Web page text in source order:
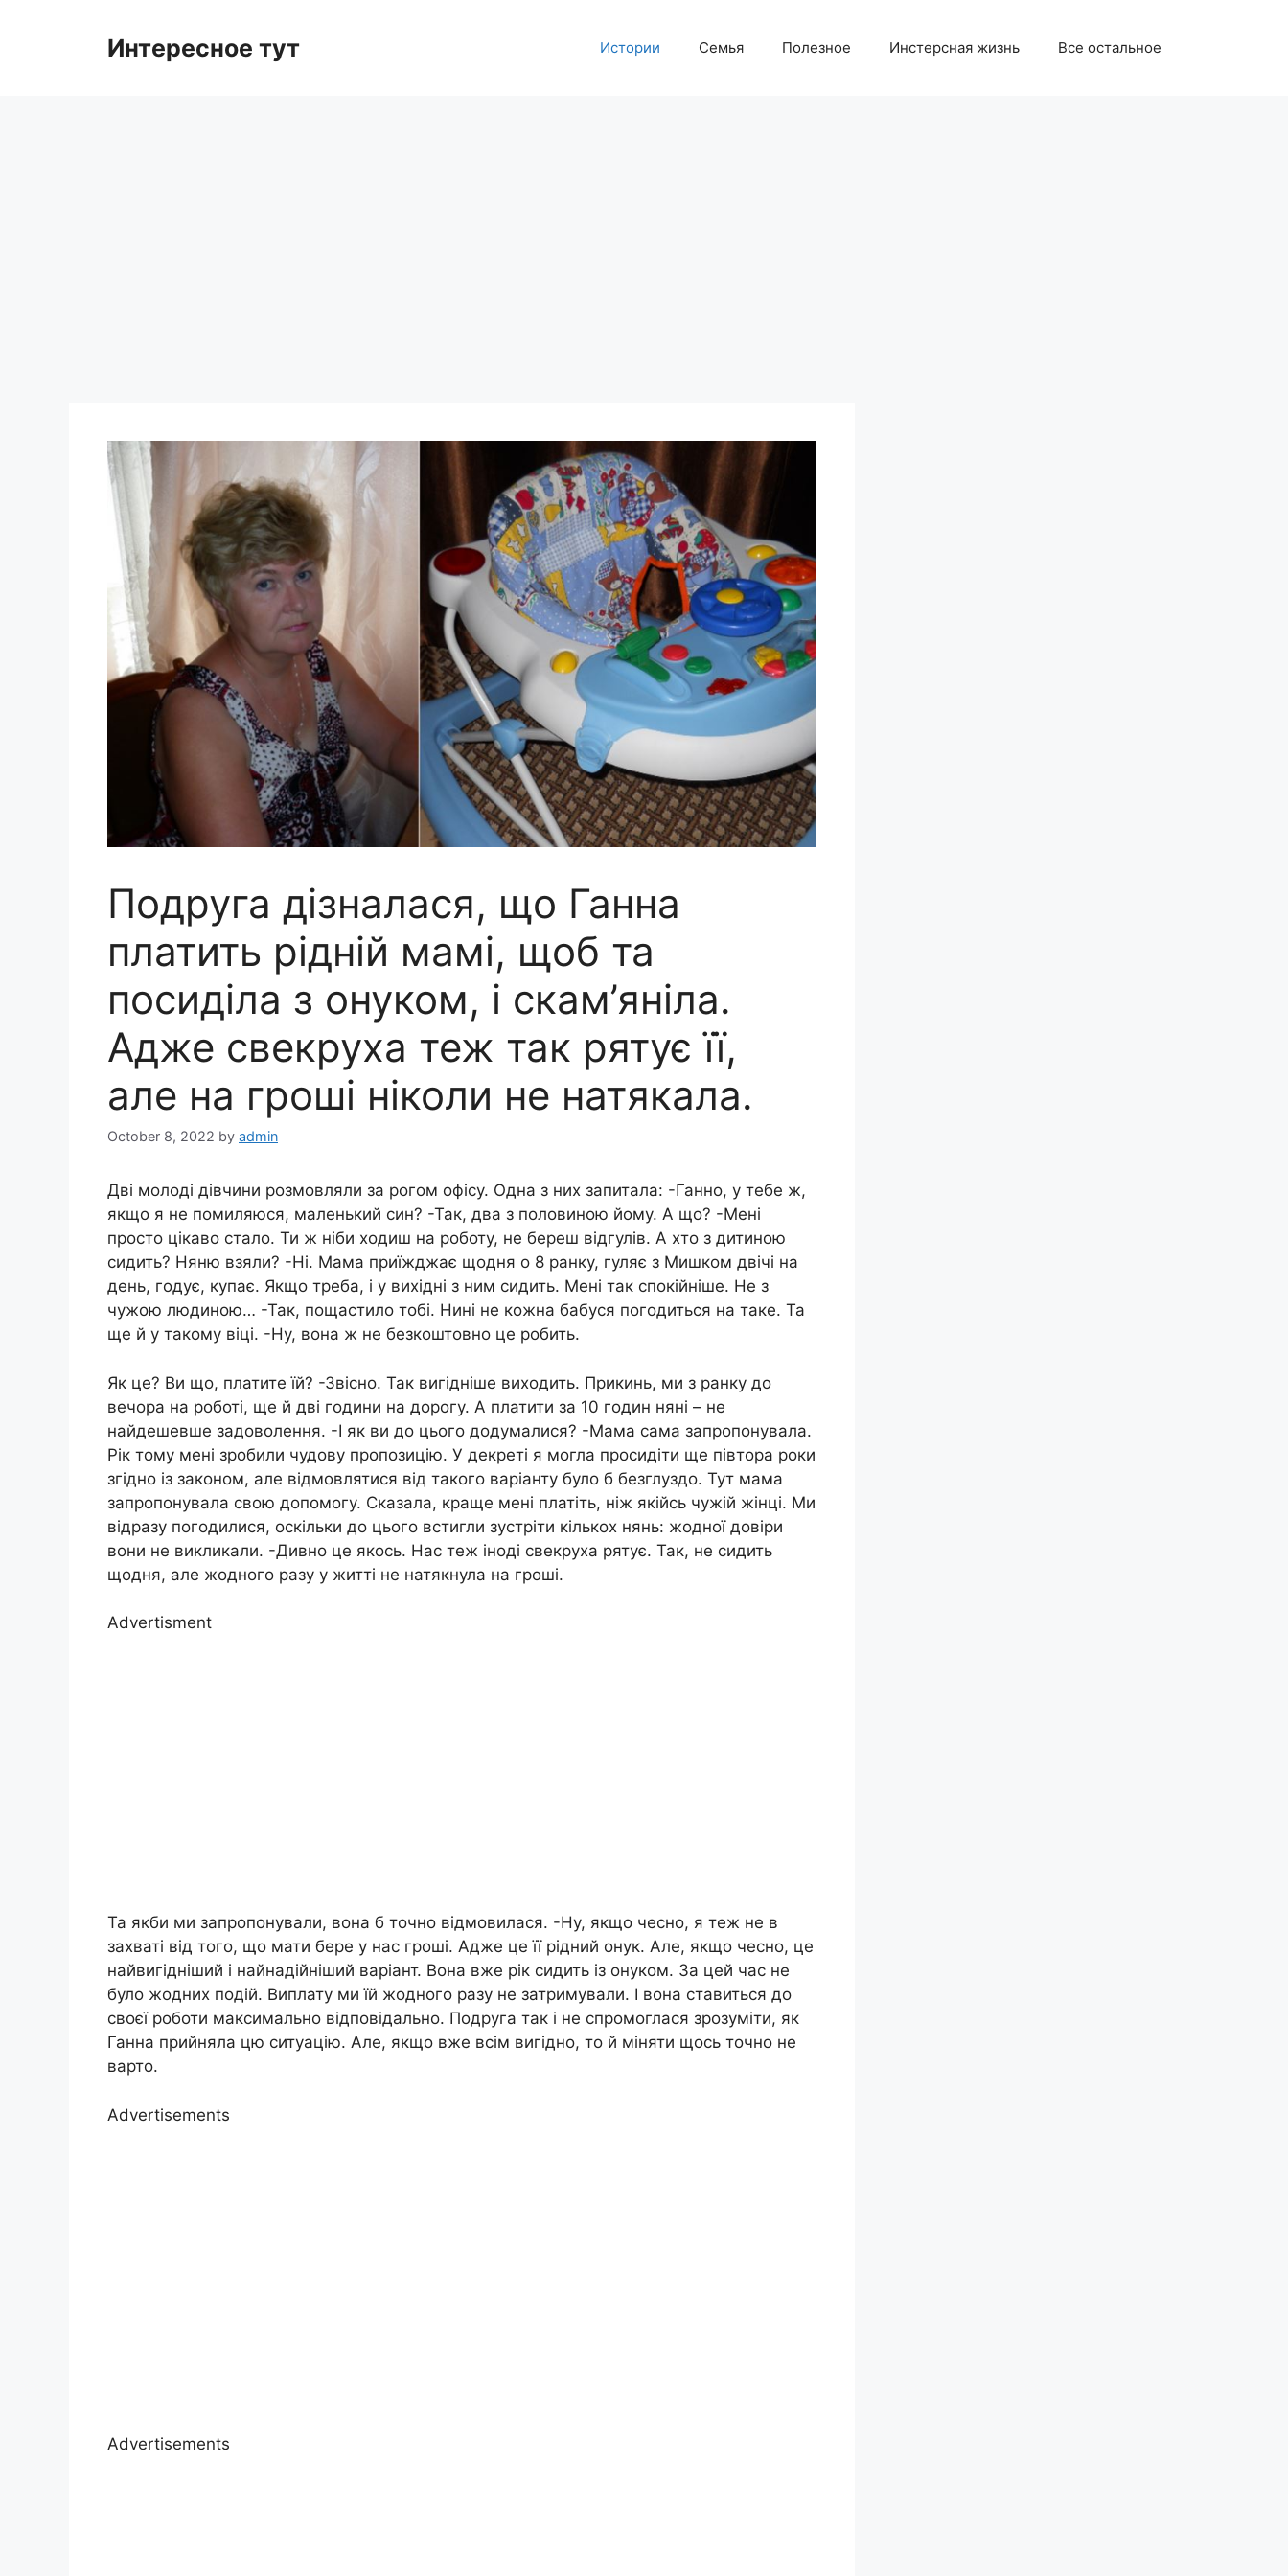
Интересное тут Истории Семья Полезное Инстерсная жизнь Все остальное
Подруга дізналася, що Ганна
платить рідній мамі, щоб та
посиділа з онуком, і скам’яніла.
Адже свекруха теж так рятує її,
але на гроші ніколи не натякала.
October 8, 2022 by admin
Дві молоді дівчини розмовляли за рогом офісу. Одна з них запитала: -Ганно, у тебе ж,
якщо я не помиляюся, маленький син? -Так, два з половиною йому. А що? -Мені
просто цікаво стало. Ти ж ніби ходиш на роботу, не береш відгулів. А хто з дитиною
сидить? Няню взяли? -Ні. Мама приїжджає щодня о 8 ранку, гуляє з Мишком двічі на
день, годує, купає. Якщо треба, і у вихідні з ним сидить. Мені так спокійніше. Не з
чужою людиною… -Так, пощастило тобі. Нині не кожна бабуся погодиться на таке. Та
ще й у такому віці. -Ну, вона ж не безкоштовно це робить.
Як це? Ви що, платите їй? -Звісно. Так вигідніше виходить. Прикинь, ми з ранку до
вечора на роботі, ще й дві години на дорогу. А платити за 10 годин няні – не
найдешевше задоволення. -І як ви до цього додумалися? -Мама сама запропонувала.
Рік тому мені зробили чудову пропозицію. У декреті я могла просидіти ще півтора роки
згідно із законом, але відмовлятися від такого варіанту було б безглуздо. Тут мама
запропонувала свою допомогу. Сказала, краще мені платіть, ніж якійсь чужій жінці. Ми
відразу погодилися, оскільки до цього встигли зустріти кількох нянь: жодної довіри
вони не викликали. -Дивно це якось. Нас теж іноді свекруха рятує. Так, не сидить
щодня, але жодного разу у житті не натякнула на гроші.
Advertisment
Та якби ми запропонували, вона б точно відмовилася. -Ну, якщо чесно, я теж не в
захваті від того, що мати бере у нас гроші. Адже це її рідний онук. Але, якщо чесно, це
найвигідніший і найнадійніший варіант. Вона вже рік сидить із онуком. За цей час не
було жодних подій. Виплату ми їй жодного разу не затримували. І вона ставиться до
своєї роботи максимально відповідально. Подруга так і не спромоглася зрозуміти, як
Ганна прийняла цю ситуацію. Але, якщо вже всім вигідно, то й міняти щось точно не
варто.
Advertisements
Advertisements